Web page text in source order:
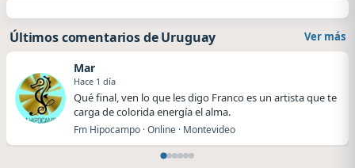
Últimos comentarios de Uruguay Ver más
Mar
Hace 1 día
Qué final, ven lo que les digo Franco es un artista que te
carga de colorida energía el alma.
Fm Hipocampo · Online · Montevideo